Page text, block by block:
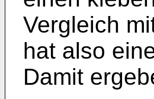
Vergleich
hat also
Damit